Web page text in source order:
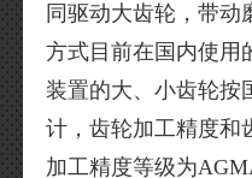
同驱动大齿轮，带动
方式目前在国内使用
装置的大、小齿轮按
计，齿轮加工精度和
加工精度等级为